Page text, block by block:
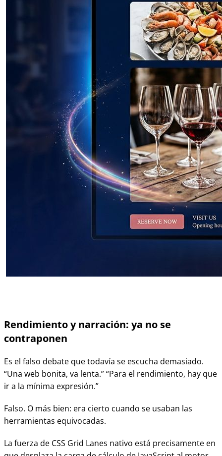
Rendimiento y narración: ya no se
contraponen
Es el falso debate que todavía se escucha demasiado.
“Una web bonita, va lenta.” “Para el rendimiento, hay que
ir a la mínima expresión.”
Falso. O más bien: era cierto cuando se usaban las
herramientas equivocadas.
La fuerza de CSS Grid Lanes nativo está precisamente en